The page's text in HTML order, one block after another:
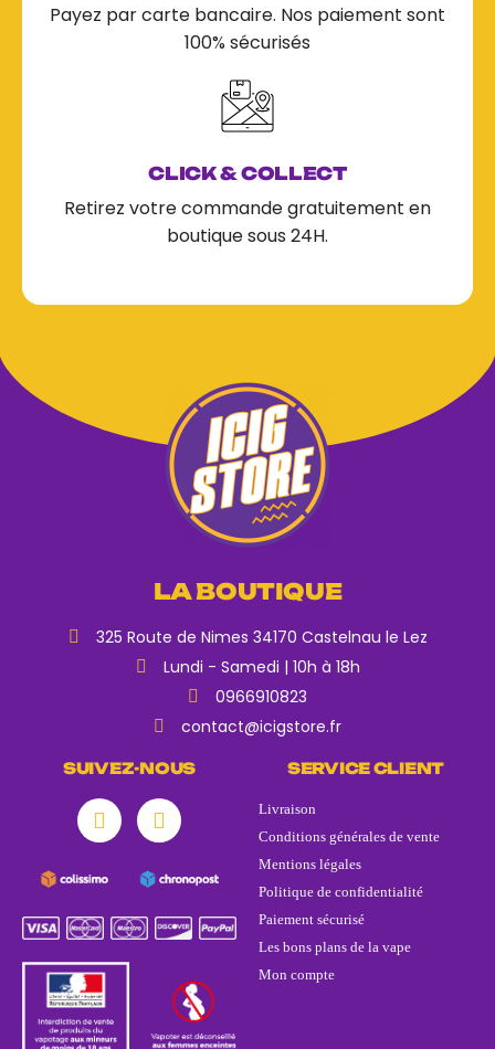
Payez par carte bancaire. Nos paiement sont
100% sécurisés
CLICK & COLLECT
Retirez votre commande gratuitement en
boutique sous 24H.
LA BOUTIQUE
325 Route de Nimes 34170 Castelnau le Lez
Lundi - Samedi | 10h à 18h
0966910823
contact@icigstore.fr
SUIVEZ-NOUS SERVICE CLIENT
Livraison
Conditions générales de vente
Mentions légales
Politique de confidentialité
Paiement sécurisé
Les bons plans de la vape
Mon compte